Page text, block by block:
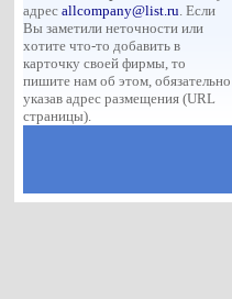
адресallcompany@list.ru. Если
Вы заметили неточности или
хотите что-то добавить в
карточку своей фирмы, то
пишите нам об этом, обязательно
указав адрес размещения (URL
страницы).